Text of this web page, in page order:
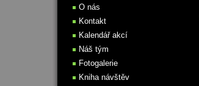
O nás
Kontakt
Kalendář akcí
Náš tým
Fotogalerie
Kniha návštěv